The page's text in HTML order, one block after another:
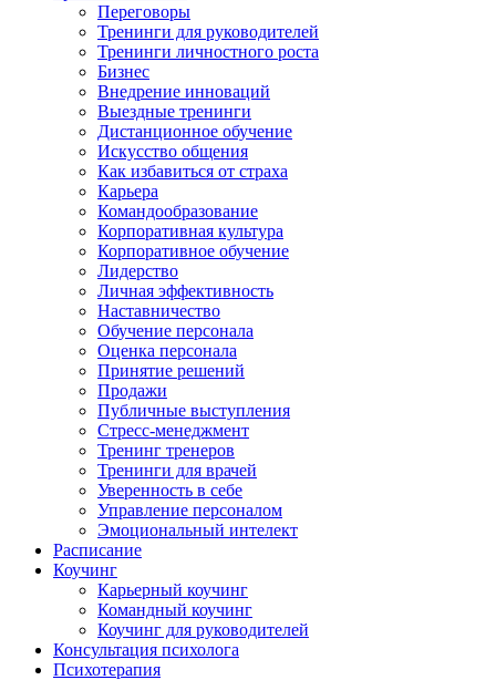
Переговоры
Тренинги для руководителей
Тренинги личностного роста
Бизнес
Внедрение инноваций
Выездные тренинги
Дистанционное обучение
Искусство общения
Как избавиться от страха
Карьера
Командообразование
Корпоративная культура
Корпоративное обучение
Лидерство
Личная эффективность
Наставничество
Обучение персонала
Оценка персонала
Принятие решений
Продажи
Публичные выступления
Стресс-менеджмент
Тренинг тренеров
Тренинги для врачей
Уверенность в себе
Управление персоналом
Эмоциональный интелект
Расписание
Коучинг
Карьерный коучинг
Командный коучинг
Коучинг для руководителей
Консультация психолога
Психотерапия